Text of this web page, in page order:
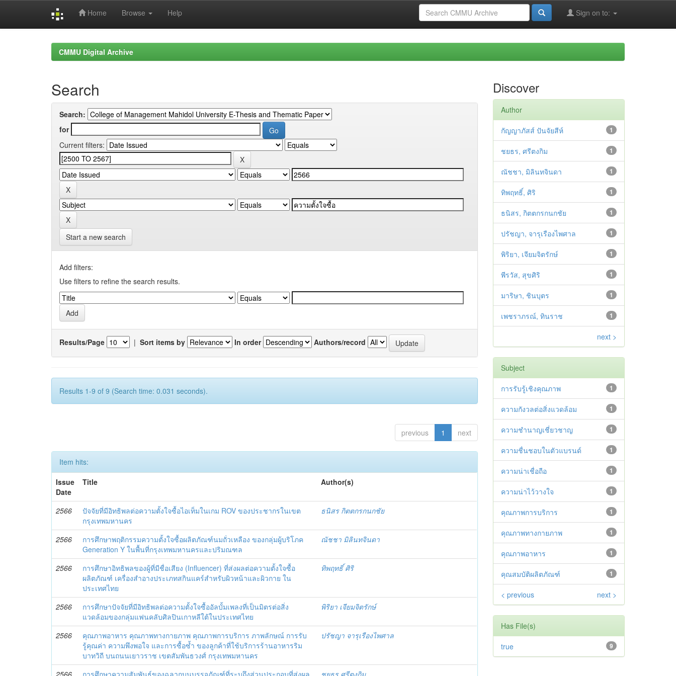
Home Browse Help Sign on to:
CMMU Digital Archive
Search
Search:
for
Current filters:
Start a new search
Add filters:
Use filters to refine the search results.
Results/Page | Sort items by In order Authors/record
Results 1-9 of 9 (Search time: 0.031 seconds).
previous 1 next
Item hits:
Issue
Date
Title Author(s)
2566
ปัจจัยที่มีอิทธิพลต่อความตั้งใจซื้อไอเท็มในเกม ROV ของประชากรในเขต
กรุงเทพมหานคร
ธนิสร กิตตกรกนกชัย
2566
การศึกษาพฤติกรรมความตั้งใจซื้อผลิตภัณฑ์นมถั่วเหลือง ของกลุ่มผู้บริโภค
Generation Y ในพื้นที่กรุงเทพมหานครและปริมณฑล
ณัชชา มิลินทจินดา
2566
การศึกษาอิทธิพลของผู้ที่มีชื่อเสียง (Influencer) ที่ส่งผลต่อความตั้งใจซื้อ
ผลิตภัณฑ์ เครื่องสำอางประเภทสกินแคร์สำหรับผิวหน้าและผิวกาย ใน
ประเทศไทย
ทิพฤทธิ์ ศิริ
2566
การศึกษาปัจจัยที่มีอิทธิพลต่อความตั้งใจซื้ออัลบั้มเพลงที่เป็นมิตรต่อสิ่ง
แวดล้อมของกลุ่มแฟนคลับศิลปินเกาหลีใต้ในประเทศไทย
พิริยา เจียมจิตรักษ์
2566
คุณภาพอาหาร คุณภาพทางกายภาพ คุณภาพการบริการ ภาพลักษณ์ การรับ
รู้คุณค่า ความพึงพอใจ และการซื้อซ้ำ ของลูกค้าที่ใช้บริการร้านอาหารริม
บาทวิถี บนถนนเยาวราช เขตสัมพันธวงศ์ กรุงเทพมหานคร
ปรัชญา จารุเรืองไพศาล
2566 การศึกษาความสัมพันธ์ของฉลากบนบรรจุภัณฑ์ที่ระบุถึงส่วนประกอบที่ส่งผล ชยธร ศรีตงกิม
Discover
Author
1
กัญญาภัสส์ ปันจัยสีห์
1
ชยธร, ศรีตงกิม
1
ณัชชา, มิลินทจินดา
1
ทิพฤทธิ์, ศิริ
1
ธนิสร, กิตตกรกนกชัย
1
ปรัชญา, จารุเรืองไพศาล
1
พิริยา, เจียมจิตรักษ์
1
พีรวัส, สุขศิริ
1
มาริษา, ชินบุตร
1
เพชราภรณ์, ทินราช
next >
Subject
1
การรับรู้เชิงคุณภาพ
1
ความกังวลต่อสิ่งแวดล้อม
1
ความชำนาญเชี่ยวชาญ
1
ความชื่นชอบในตัวแบรนด์
1
ความน่าเชื่อถือ
1
ความน่าไว้วางใจ
1
คุณภาพการบริการ
1
คุณภาพทางกายภาพ
1
คุณภาพอาหาร
1
คุณสมบัติผลิตภัณฑ์
< previous next >
Has File(s)
9
true